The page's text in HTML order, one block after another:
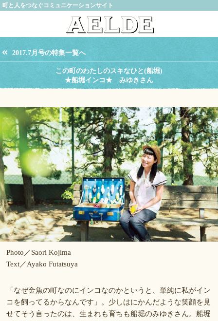
町と人をつなぐコミュニケーションサイト
2017.7月号の特集一覧へ
この町のわたしのスキなひと(船堀)
★船堀インコ★ みゆきさん
Photo／Saori Kojima
Text／Ayako Futatsuya
「なぜ金魚の町なのにインコなのかというと、単純に私がイン
コを飼ってるからなんです」。少しはにかんだような笑顔を見
せてそう言ったのは、生まれも育ちも船堀のみゆきさん。船堀